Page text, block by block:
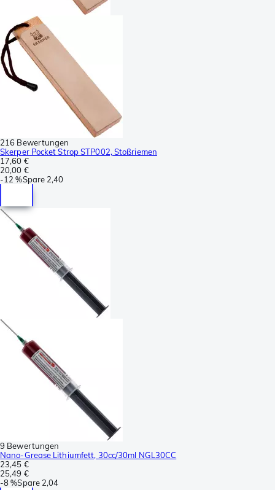
216 Bewertungen
Skerper Pocket Strop STP002, Stoßriemen
17,60 €
20,00 €
-12 %Spare 2,40
9 Bewertungen
Nano-Grease Lithiumfett, 30cc/30ml NGL30CC
23,45 €
25,49 €
-8 %Spare 2,04